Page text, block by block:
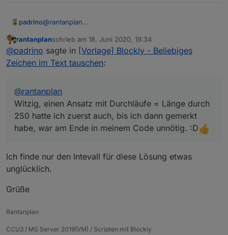
padrino@rantanplan
250 hatte ich zuerst auch, bis ich dann gemerkt habe,
war am Ende in meinem Code unnötig. :D
Offline
rantanplanschrieb am 18. Juni 2020, 19:34
zuletzt editiert von
@padrino sagte in [Vorlage] Blockly - Beliebiges
Zeichen im Text tauschen:
@rantanplan
Witzig, einen Ansatz mit Durchläufe = Länge durch
250 hatte ich zuerst auch, bis ich dann gemerkt
habe, war am Ende in meinem Code unnötig. :D
Ich finde nur den Intevall für diese Lösung etwas
unglücklich.
Grüße
Rantanplan
CCU3 / MS Server 2019(VM) / Scripten mit Blockly